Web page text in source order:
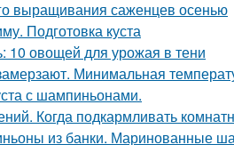
выращивания саженцев осенью
Подготовка куста
овощей для урожая в тени
Минимальная
с шампиньонами.
Когда подкармливать
из банки. Маринованные